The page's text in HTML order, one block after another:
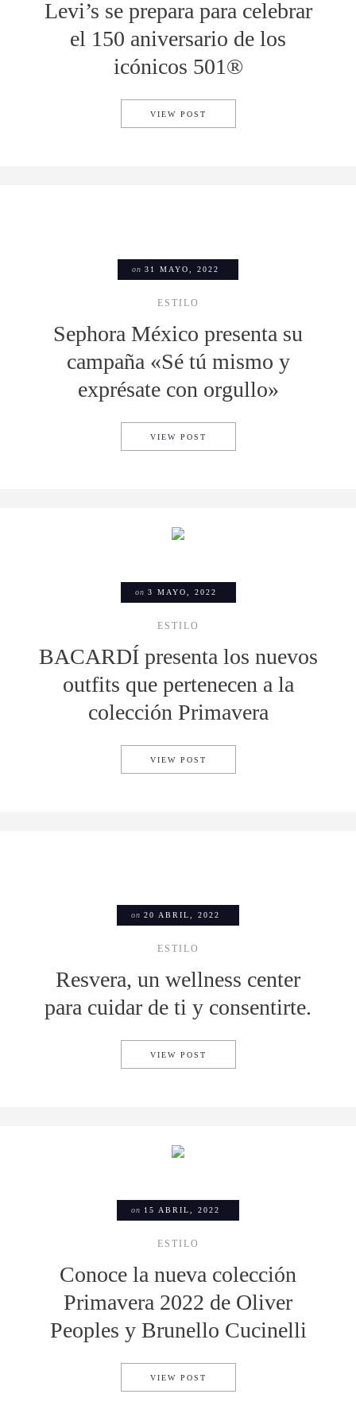
Levi’s se prepara para celebrar
el 150 aniversario de los
icónicos 501®
VIEW POST
on 31 MAYO, 2022
ESTILO
Sephora México presenta su
campaña «Sé tú mismo y
exprésate con orgullo»
VIEW POST
on 3 MAYO, 2022
ESTILO
BACARDÍ presenta los nuevos
outfits que pertenecen a la
colección Primavera
VIEW POST
on 20 ABRIL, 2022
ESTILO
Resvera, un wellness center
para cuidar de ti y consentirte.
VIEW POST
on 15 ABRIL, 2022
ESTILO
Conoce la nueva colección
Primavera 2022 de Oliver
Peoples y Brunello Cucinelli
VIEW POST